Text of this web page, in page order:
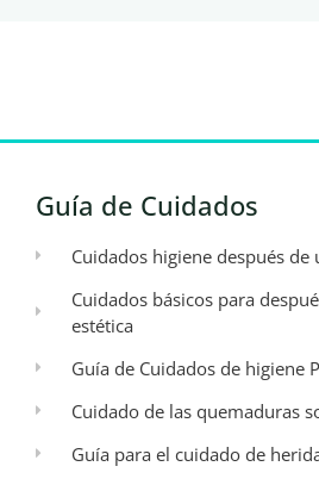
Guía de Cuidados
Cuidados higiene después
Cuidados básicos para
estética
Guía de Cuidados de higiene
Cuidado de las quemaduras
Guía para el cuidado de